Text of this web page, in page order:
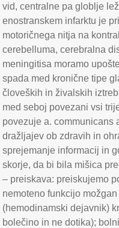
vid,centralne pa globlje
enostranskem infarktu je
motoričnega nitja na
cerebelluma,cerebralna
meningitisa moramo
spada med kronične tipe
človeških in živalskih
med seboj povezani vsi
povezuje a. communicans
dražljajev ob zdravih in
sprejemanje informacij in
skorje,da bi bila mišica
– preiskava: preiskujemo
nemoteno funkcijo
(hemodinamski dejavnik)
bolečino in ne dotika);